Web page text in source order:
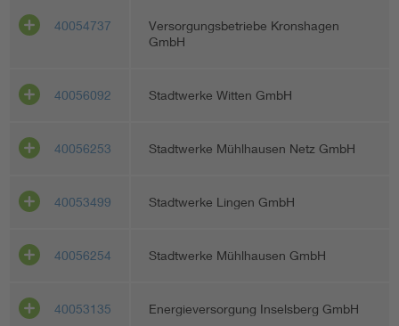
40054737
Versorgungsbetriebe Kronshagen
GmbH
40056092 Stadtwerke Witten GmbH
40056253 Stadtwerke Mühlhausen Netz GmbH
40053499 Stadtwerke Lingen GmbH
40056254 Stadtwerke Mühlhausen GmbH
40053135 Energieversorgung Inselsberg GmbH